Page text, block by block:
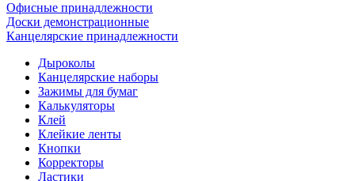
Офисные принадлежности
Доски демонстрационные
Канцелярские принадлежности
Дыроколы
Канцелярские наборы
Зажимы для бумаг
Калькуляторы
Клей
Клейкие ленты
Кнопки
Корректоры
Ластики